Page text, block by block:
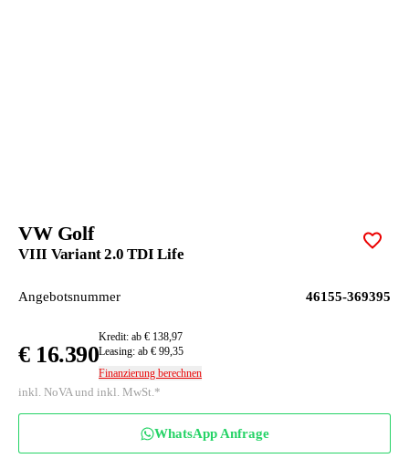
VW Golf
VIII Variant 2.0 TDI Life Zur
Angebotsnummer 46155-369395
€ 16.390
Kredit: ab € 138,97
Leasing: ab € 99,35
Finanzierung berechnen
inkl. NoVA und inkl. MwSt.*
WhatsApp Anfrage